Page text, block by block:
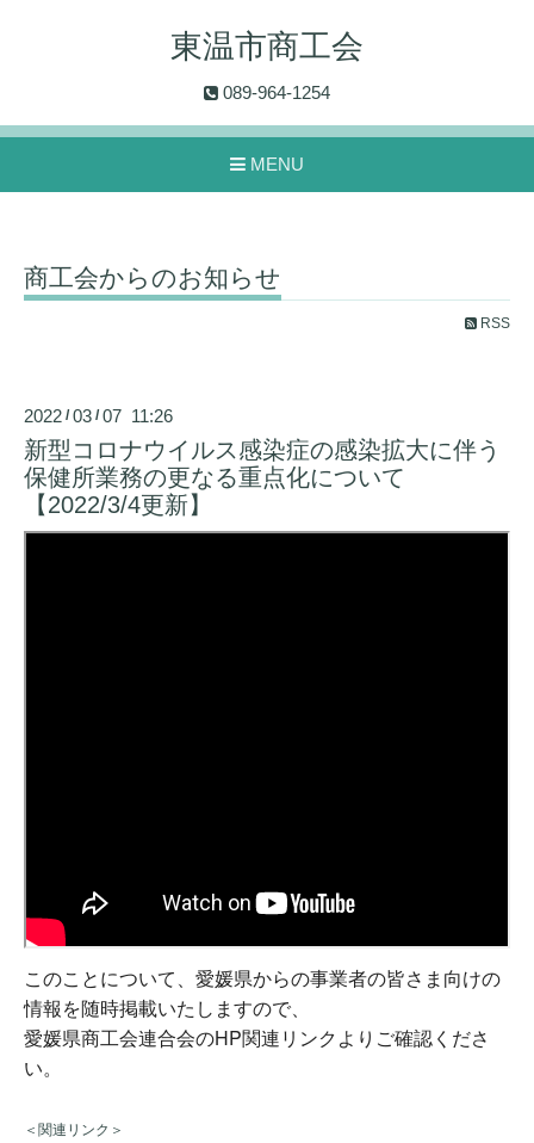
東温市商工会
089-964-1254
MENU
商工会からのお知らせ
RSS
2022 /03 /07 11:26
新型コロナウイルス感染症の感染拡大に伴う
保健所業務の更なる重点化について
【2022/3/4更新】
このことについて、愛媛県からの事業者の皆さま向けの
情報を随時掲載いたしますので、
愛媛県商工会連合会のHP関連リンクよりご確認くださ
い。
＜関連リンク＞